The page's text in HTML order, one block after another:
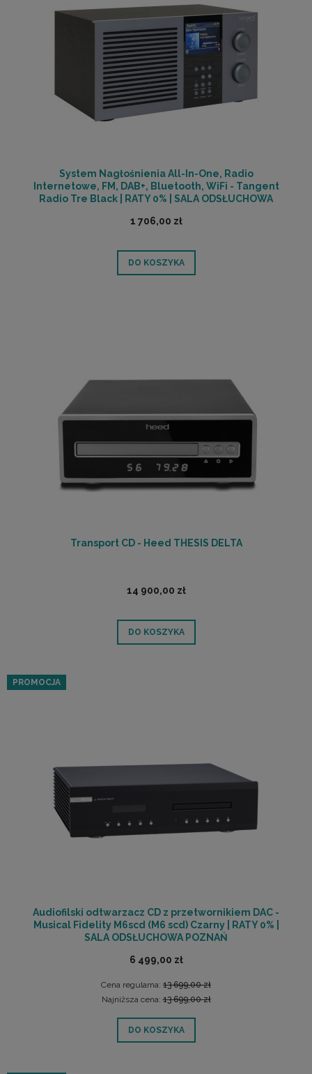
System Nagłośnienia All-In-One, Radio
Internetowe, FM, DAB+, Bluetooth, WiFi - Tangent
Radio Tre Black | RATY 0% | SALA ODSŁUCHOWA
1 706,00 zł
DO KOSZYKA
Transport CD - Heed THESIS DELTA
14 900,00 zł
DO KOSZYKA
Audiofilski odtwarzacz CD z przetwornikiem DAC -
Musical Fidelity M6scd (M6 scd) Czarny | RATY 0% |
SALA ODSŁUCHOWA POZNAŃ
6 499,00 zł
Cena regularna: 13 699,00 zł
Najniższa cena:13 699,00 zł
DO KOSZYKA
PROMOCJA